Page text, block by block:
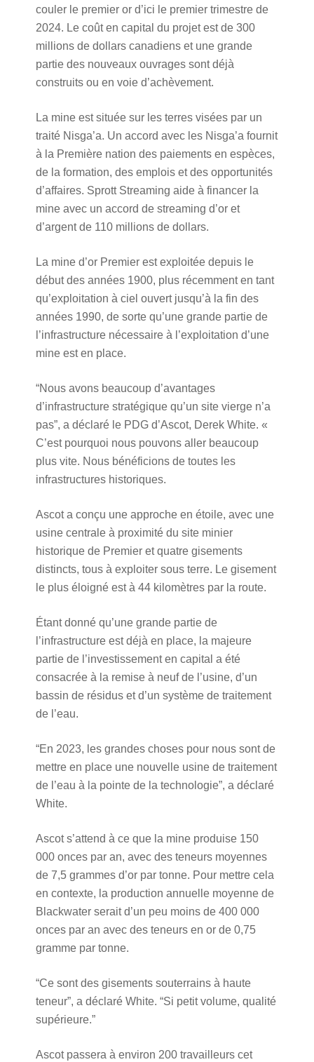
couler le premier or d’ici le premier trimestre de
2024. Le coût en capital du projet est de 300
millions de dollars canadiens et une grande
partie des nouveaux ouvrages sont déjà
construits ou en voie d’achèvement.
La mine est située sur les terres visées par un
traité Nisga’a. Un accord avec les Nisga’a fournit
à la Première nation des paiements en espèces,
de la formation, des emplois et des opportunités
d’affaires. Sprott Streaming aide à financer la
mine avec un accord de streaming d’or et
d’argent de 110 millions de dollars.
La mine d’or Premier est exploitée depuis le
début des années 1900, plus récemment en tant
qu’exploitation à ciel ouvert jusqu’à la fin des
années 1990, de sorte qu’une grande partie de
l’infrastructure nécessaire à l’exploitation d’une
mine est en place.
“Nous avons beaucoup d’avantages
d’infrastructure stratégique qu’un site vierge n’a
pas”, a déclaré le PDG d’Ascot, Derek White. «
C’est pourquoi nous pouvons aller beaucoup
plus vite. Nous bénéficions de toutes les
infrastructures historiques.
Ascot a conçu une approche en étoile, avec une
usine centrale à proximité du site minier
historique de Premier et quatre gisements
distincts, tous à exploiter sous terre. Le gisement
le plus éloigné est à 44 kilomètres par la route.
Étant donné qu’une grande partie de
l’infrastructure est déjà en place, la majeure
partie de l’investissement en capital a été
consacrée à la remise à neuf de l’usine, d’un
bassin de résidus et d’un système de traitement
de l’eau.
“En 2023, les grandes choses pour nous sont de
mettre en place une nouvelle usine de traitement
de l’eau à la pointe de la technologie”, a déclaré
White.
Ascot s’attend à ce que la mine produise 150
000 onces par an, avec des teneurs moyennes
de 7,5 grammes d’or par tonne. Pour mettre cela
en contexte, la production annuelle moyenne de
Blackwater serait d’un peu moins de 400 000
onces par an avec des teneurs en or de 0,75
gramme par tonne.
“Ce sont des gisements souterrains à haute
teneur”, a déclaré White. “Si petit volume, qualité
supérieure.”
Ascot passera à environ 200 travailleurs cet